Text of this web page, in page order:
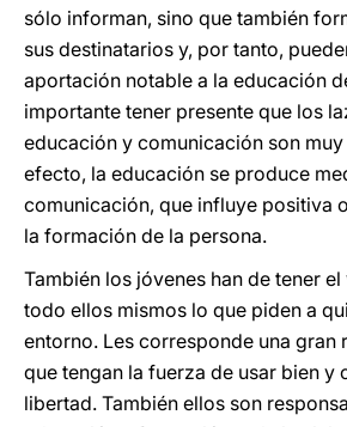
sólo informan, sino que también
sus destinatarios y, por tanto,
aportación notable a la educación
importante tener presente que los
educación y comunicación son
efecto, la educación se produce
comunicación, que influye positiva
la formación de la persona.
También los jóvenes han de tener
todo ellos mismos lo que piden a
entorno. Les corresponde una gran
que tengan la fuerza de usar bien y
libertad. También ellos son